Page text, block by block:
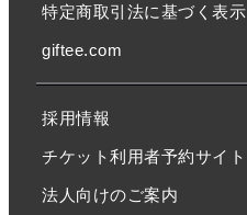
特定商取引法に基づく表示
giftee.com
採用情報
チケット利用者予約サイト
法人向けのご案内